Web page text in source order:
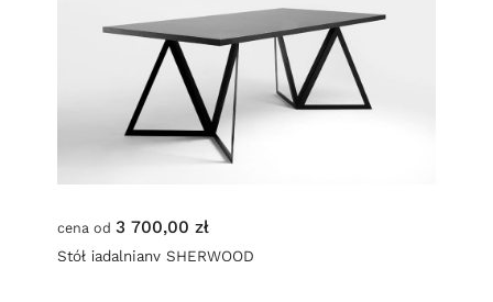
cena od 3 700,00 zł
Stół jadalniany SHERWOOD